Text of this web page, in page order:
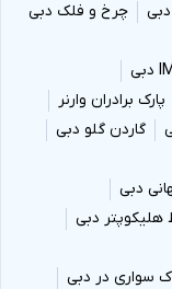
دبی
چرخ و فلک دبی
پارک برادران وارنر
گاردن گلو دبی
دبی
هلیکوپتر دبی
سواری در دبی